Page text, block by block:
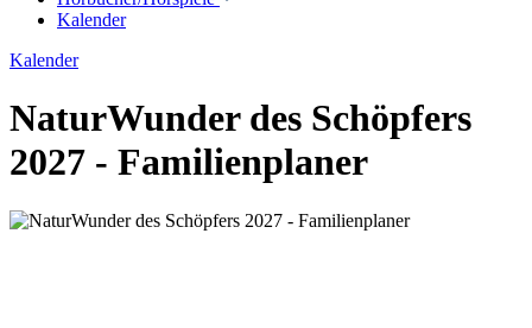
Kalender
Kalender
NaturWunder des Schöpfers
2027 - Familienplaner